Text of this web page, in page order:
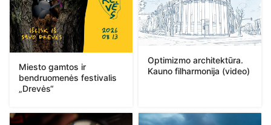
Miesto gamtos ir
bendruomenės festivalis
„Drevės“
Optimizmo architektūra.
Kauno filharmonija (video)